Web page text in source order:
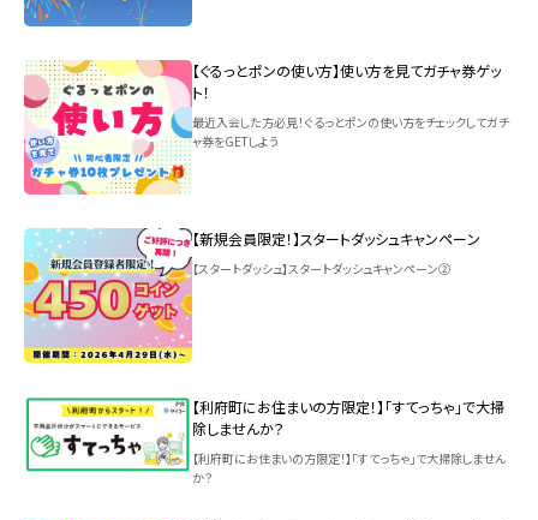
【ぐるっとポンの使い方】使い方を見てガチャ券ゲッ
ト！
最近入会した方必見！ぐるっとポンの使い方をチェックしてガチ
ャ券をGETしよう
【新規会員限定！】スタートダッシュキャンペーン
【スタートダッシュ】スタートダッシュキャンペーン②
【利府町にお住まいの方限定！】「すてっちゃ」で大掃
除しませんか？
【利府町にお住まいの方限定！】「すてっちゃ」で大掃除しません
か？